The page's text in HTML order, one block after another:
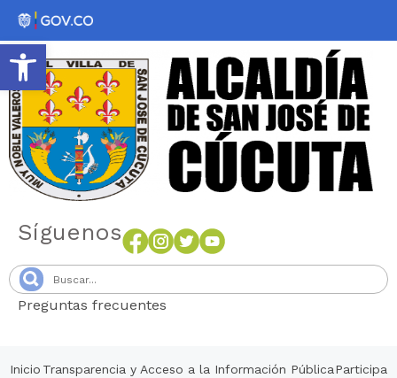
Abrir barra de herramientas
Síguenos
Preguntas frecuentes
Inicio Transparencia y Acceso a la Información PúblicaParticipa